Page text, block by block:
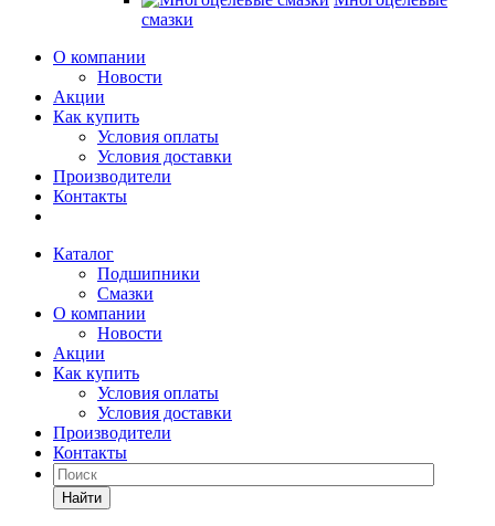
смазки
О компании
Новости
Акции
Как купить
Условия оплаты
Условия доставки
Производители
Контакты
Каталог
Подшипники
Смазки
О компании
Новости
Акции
Как купить
Условия оплаты
Условия доставки
Производители
Контакты
Найти